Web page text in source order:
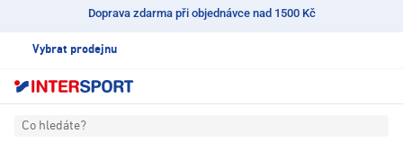
Doprava zdarma při objednávce nad 1500 Kč
Vybrat prodejnu
Co hledáte?